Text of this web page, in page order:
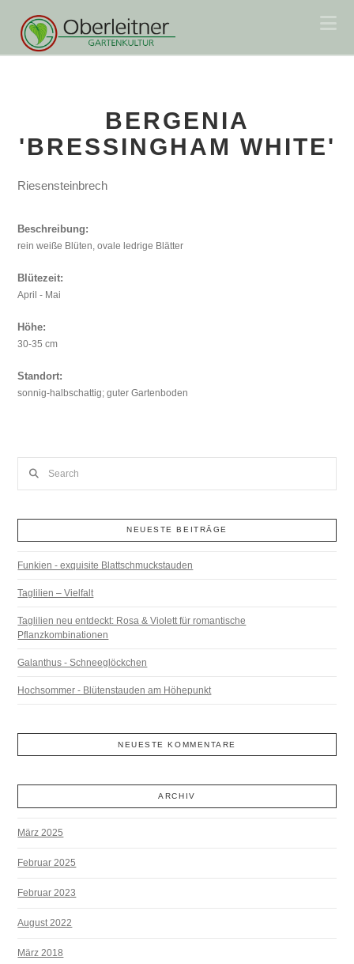
BERGENIA
'BRESSINGHAM WHITE'
Riesensteinbrech
Beschreibung:
rein weiße Blüten, ovale ledrige Blätter
Blütezeit:
April - Mai
Höhe:
30-35 cm
Standort:
sonnig-halbschattig; guter Gartenboden
NEUESTE BEITRÄGE
Funkien - exquisite Blattschmuckstauden
Taglilien – Vielfalt
Taglilien neu entdeckt: Rosa & Violett für romantische
Pflanzkombinationen
Galanthus - Schneeglöckchen
Hochsommer - Blütenstauden am Höhepunkt
NEUESTE KOMMENTARE
ARCHIV
März 2025
Februar 2025
Februar 2023
August 2022
März 2018